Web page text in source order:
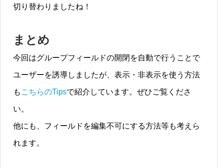
切り替わりましたね！
まとめ
今回はグループフィールドの開閉を自動で行うことで
ユーザーを誘導しましたが、表示・非表示を使う方法
も こちらのTipsで紹介しています。ぜひご覧くださ
い。
他にも、フィールドを編集不可にする方法等も考えら
れます。